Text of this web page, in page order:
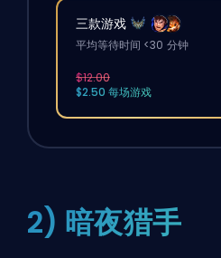
三款游戏
平均等待时间 <30 分钟
$12.00
$2.50 每场游戏
2) 暗夜猎手